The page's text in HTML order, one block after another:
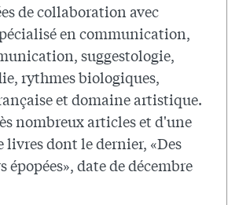
de collaboration avec
en communication,
suggestologie,
rythmes biologiques,
et domaine artistique.
nombreux articles et d'une
dont le dernier, «Des
épopées», date de décembre